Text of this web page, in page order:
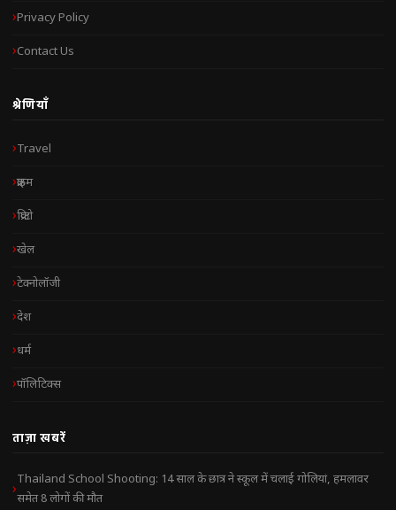
Privacy Policy
Contact Us
श्रेणियाँ
Travel
क्राइम
क्रिप्टो
खेल
टेक्नोलॉजी
देश
धर्म
पॉलिटिक्स
ताज़ा खबरें
Thailand School Shooting: 14 साल के छात्र ने स्कूल में चलाई गोलियां, हमलावर
समेत 8 लोगों की मौत